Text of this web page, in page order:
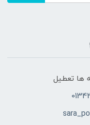
ها تعطیل